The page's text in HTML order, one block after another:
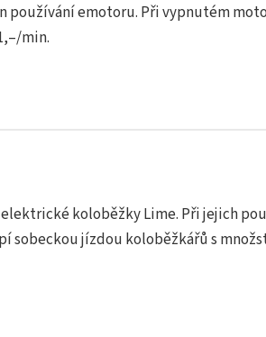
používání emotoru. Při vypnutém
min.
koloběžky Lime. Při jejich
sobeckou jízdou koloběžkářů s